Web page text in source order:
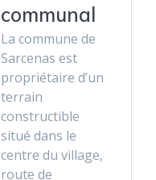
communal
La commune de
Sarcenas est
propriétaire d’un
terrain
constructible
situé dans le
centre du village,
route de